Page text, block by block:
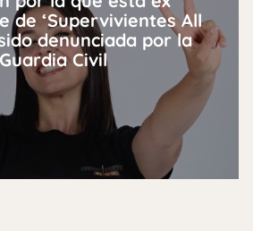
de ‘Supervivientes All
denunciada por la
Guardia Civil